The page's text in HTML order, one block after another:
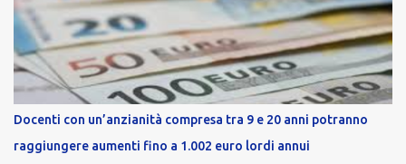
Docenti con un’anzianità compresa tra 9 e 20 anni potranno
raggiungere aumenti fino a 1.002 euro lordi annui